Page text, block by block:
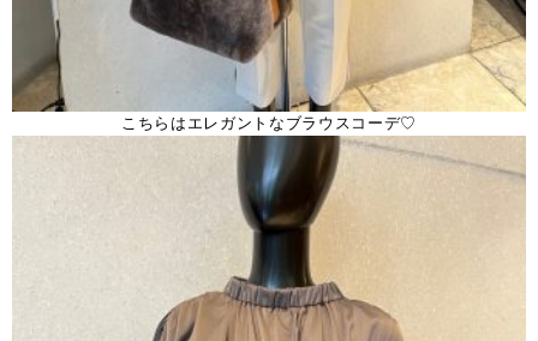
こちらはエレガントなブラウスコーデ♡